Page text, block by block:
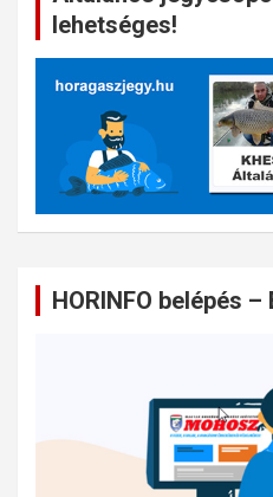
lehetséges!
HORINFO belépés